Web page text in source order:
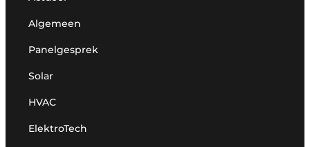
Algemeen
Panelgesprek
Solar
HVAC
ElektroTech